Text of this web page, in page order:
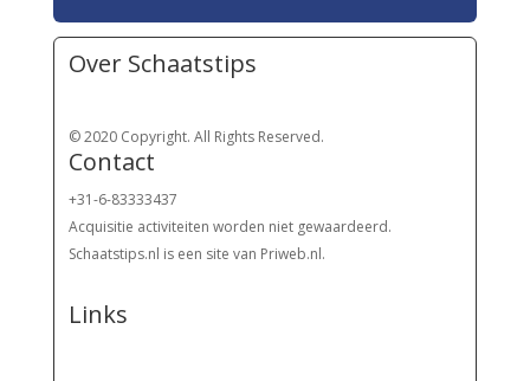
Over Schaatstips
© 2020 Copyright. All Rights Reserved.
Contact
+31-6-83333437
Acquisitie activiteiten worden niet gewaardeerd.
Schaatstips.nl is een site van Priweb.nl.
Links